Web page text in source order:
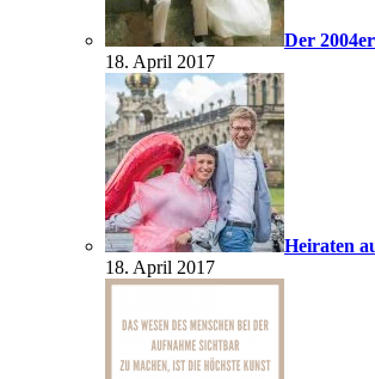
Der
18. April 2017
Heiraten
18. April 2017